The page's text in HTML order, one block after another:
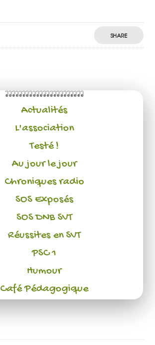
SHARE
Actualités
L'association
Testé !
Au jour le jour
Chroniques radio
SOS Exposés
SOS DNB SVT
Réussites en SVT
PSC 1
Humour
Café Pédagogique